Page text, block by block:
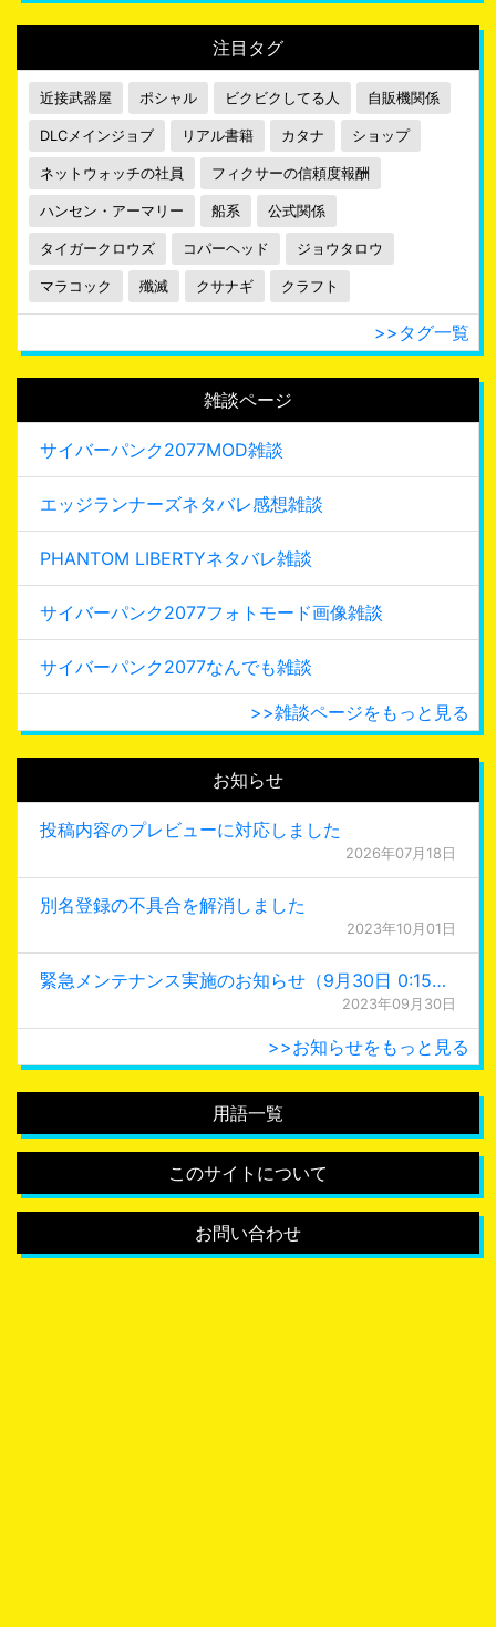
注目タグ
近接武器屋 ポシャル ビクビクしてる人 自販機関係
DLCメインジョブ リアル書籍 カタナ ショップ
ネットウォッチの社員 フィクサーの信頼度報酬
ハンセン・アーマリー 船系 公式関係
タイガークロウズ コパーヘッド ジョウタロウ
マラコック 殲滅 クサナギ クラフト
>>タグ一覧
雑談ページ
サイバーパンク2077MOD雑談
エッジランナーズネタバレ感想雑談
PHANTOM LIBERTYネタバレ雑談
サイバーパンク2077フォトモード画像雑談
サイバーパンク2077なんでも雑談
>>雑談ページをもっと見る
お知らせ
投稿内容のプレビューに対応しました
2026年07月18日
別名登録の不具合を解消しました
2023年10月01日
緊急メンテナンス実施のお知らせ（9月30日 0:15更新）
2023年09月30日
>>お知らせをもっと見る
用語一覧
このサイトについて
お問い合わせ